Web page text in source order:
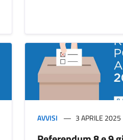
AVVISI 3 APRILE 2025